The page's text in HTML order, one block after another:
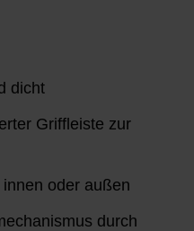
dicht
Griffleiste zur
oder außen
durch